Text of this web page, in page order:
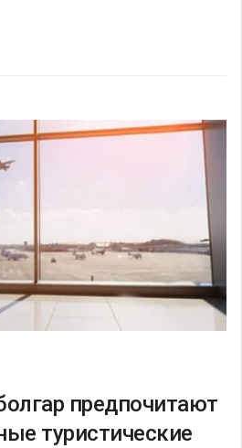
предпочитают
туристические